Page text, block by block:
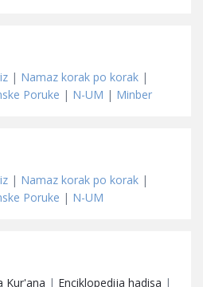
| Namaz korak po korak |
Poruke | N-UM | Minber
| Namaz korak po korak |
Poruke | N-UM
Kur'ana | Enciklopedija hadisa |